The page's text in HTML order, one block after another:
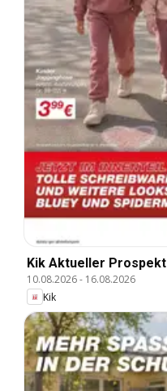
Kik Aktueller Prospekt
10.08.2026- 16.08.2026
Kik